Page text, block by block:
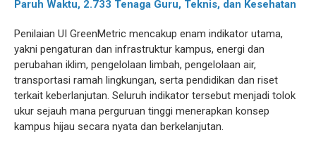
Paruh Waktu, 2.733 Tenaga Guru, Teknis, dan Kesehatan
Penilaian UI GreenMetric mencakup enam indikator utama,
yakni pengaturan dan infrastruktur kampus, energi dan
perubahan iklim, pengelolaan limbah, pengelolaan air,
transportasi ramah lingkungan, serta pendidikan dan riset
terkait keberlanjutan. Seluruh indikator tersebut menjadi tolok
ukur sejauh mana perguruan tinggi menerapkan konsep
kampus hijau secara nyata dan berkelanjutan.